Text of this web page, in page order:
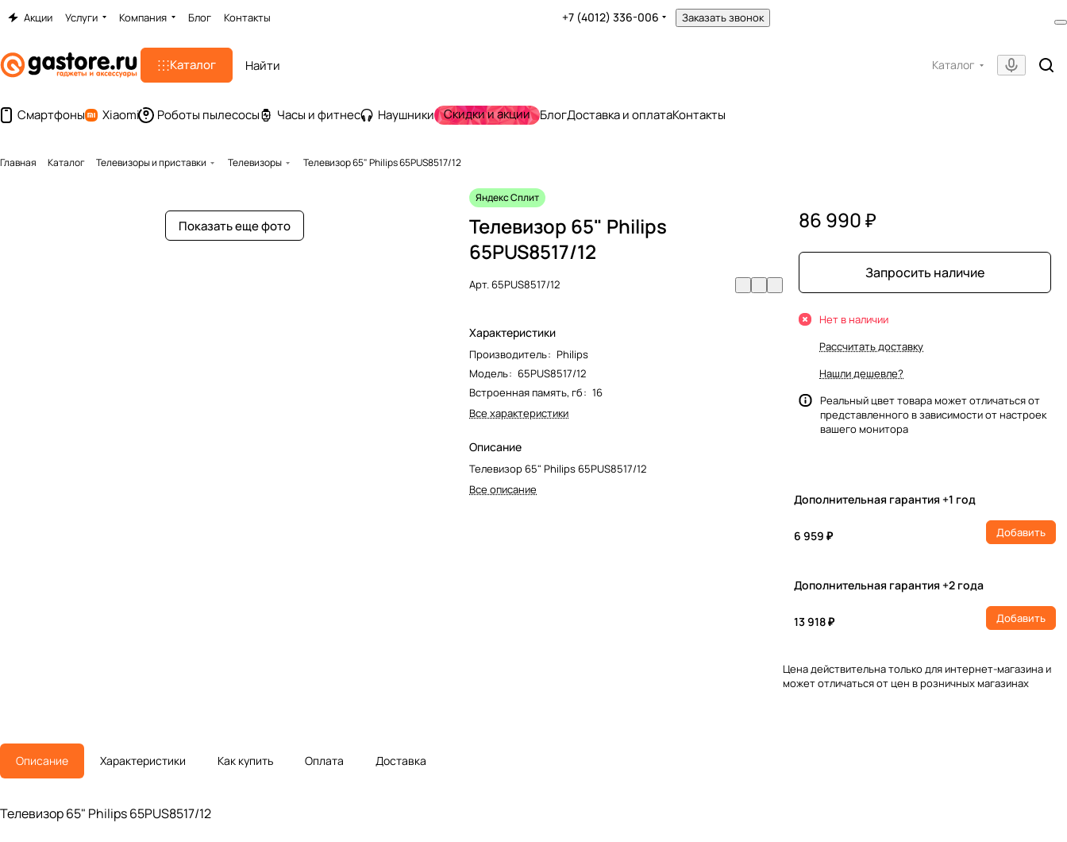
Акции Услуги Компания Блог Контакты +7 (4012) 336-006 Заказать звонок
Каталог Каталог
Смартфоны Xiaomi Роботы пылесосы Часы и фитнес Наушники Скидки и акции БлогДоставка и оплатаКонтакты
Главная Каталог Телевизоры и приставки Телевизоры Телевизор 65" Philips 65PUS8517/12
Показать еще фото
Яндекс Сплит
Телевизор 65" Philips
65PUS8517/12
Арт.65PUS8517/12
Характеристики
Производитель: Philips
Модель: 65PUS8517/12
Встроенная память, гб: 16
Все характеристики
Описание
Телевизор 65" Philips 65PUS8517/12
Все описание
86 990 ₽
Запросить наличие
Нет в наличии
Рассчитать доставку
Нашли дешевле?
Реальный цвет товара может отличаться от
представленного в зависимости от настроек
вашего монитора
Дополнительная гарантия +1 год
6 959 ₽ Добавить
Дополнительная гарантия +2 года
13 918 ₽ Добавить
Цена действительна только для интернет-магазина и
может отличаться от цен в розничных магазинах
Описание Характеристики Как купить Оплата Доставка
Телевизор 65" Philips 65PUS8517/12